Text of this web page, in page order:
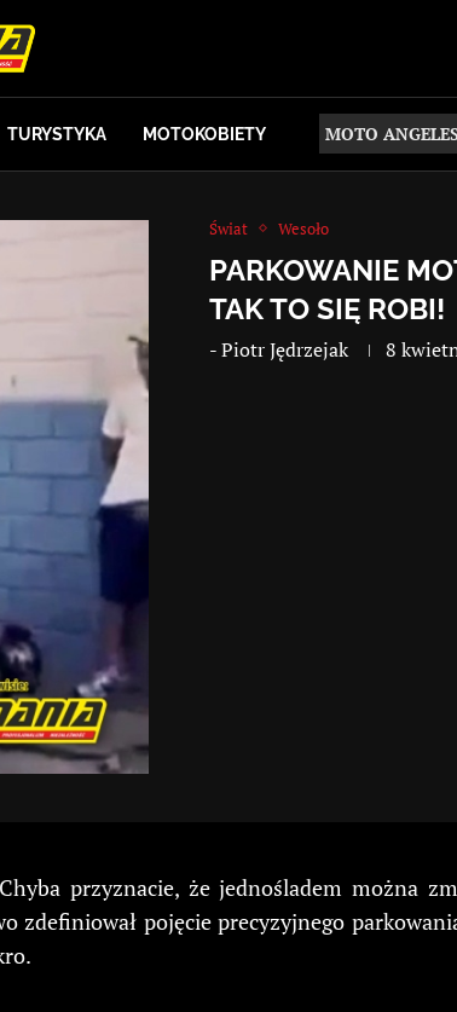
TURYSTYKA MOTOKOBIETY MOTO
Świat Wesoło
PARKOWANIE
TAK TO SIĘ ROBI!
-Piotr Jędrzejak 8
przyznacie, że jednośladem można
zdefiniował pojęcie precyzyjnego